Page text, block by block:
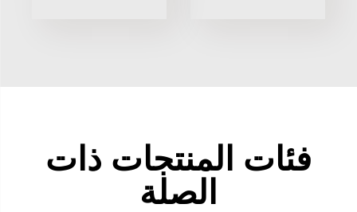
فئات المنتجات ذات
الصلة